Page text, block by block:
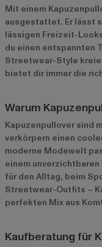
Mit einem
ausgestattet. Er lässt
lässigen Freizeit-
du einen entspannten
Streetwear-Style
bietet dir immer die
Warum
Kapuzenpullover sind
verkörpern einen
moderne Modewelt
einem
für den Alltag, beim
Streetwear-Outfits –
perfekten Mix aus
Kaufberatung für